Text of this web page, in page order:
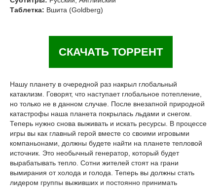
Таблетка: Вшита (Goldberg)
СКАЧАТЬ ТОРРЕНТ
Нашу планету в очередной раз накрыл глобальный
катаклизм. Говорят, что наступает глобальное потепление,
но только не в данном случае. После внезапной природной
катастрофы наша планета покрылась льдами и снегом.
Теперь нужно снова выживать и искать ресурсы. В процессе
игры вы как главный герой вместе со своими игровыми
компаньонами, должны будете найти на планете тепловой
источник. Это необычный генератор, который будет
вырабатывать тепло. Сотни жителей стоят на грани
вымирания от холода и голода. Теперь вы должны стать
лидером группы выживших и постоянно принимать